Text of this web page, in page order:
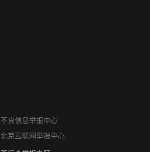
不良信息举报中心
北京互联网举报中心
算法推荐专项举报